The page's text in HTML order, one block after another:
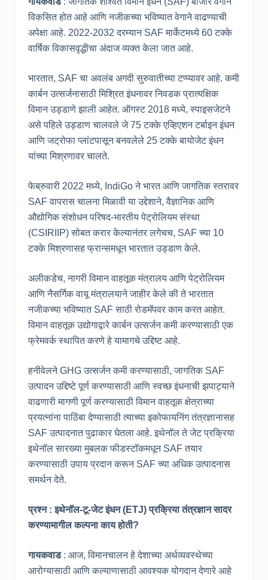
विकसित होत आहे आणि नजीकच्या भविष्यात वेगाने वाढण्याची
अपेक्षा आहे. 2022-2032 दरम्यान SAF मार्केटमध्ये 60 टक्के
वार्षिक विकासवृद्धीचा अंदाज व्यक्त केला जात आहे.
भारतात, SAF चा अवलंब अगदी सुरुवातीच्या टप्प्यावर आहे. कमी
कार्बन उत्सर्जनासाठी मिश्रित इंधनावर निवडक प्रात्यक्षिक
विमान उड्डाणे झाली आहेत. ऑगस्ट 2018 मध्ये, स्पाइसजेटने
असे पहिले उड्डाण चालवले जे 75 टक्के एव्हिएशन टर्बाइन इंधन
आणि जट्रोफा प्लांटपासून बनवलेले 25 टक्के बायोजेट इंधन
यांच्या मिश्रणावर चालते.
फेब्रुवारी 2022 मध्ये, IndiGo ने भारत आणि जागतिक स्तरावर
SAF वापरास चालना मिळावी या उद्देशाने, वैज्ञानिक आणि
औद्योगिक संशोधन परिषद-भारतीय पेट्रोलियम संस्था
(CSIRIIP) सोबत करार केल्यानंतर लगेचच, SAF च्या 10
टक्के मिश्रणासह फ्रान्समधून भारतात उड्डाण केले.
अलीकडेच, नागरी विमान वाहतूक मंत्रालय आणि पेट्रोलियम
आणि नैसर्गिक वायू मंत्रालयाने जाहीर केले की ते भारतात
नजीकच्या भविष्यात SAF साठी रोडमॅपवर काम करत आहेत.
विमान वाहतूक उद्योगाद्वारे कार्बन उत्सर्जन कमी करण्यासाठी एक
फ्रेमवर्क स्थापित करणे हे यामागचे उद्दिष्ट आहे.
हनीवेलने GHG उत्सर्जन कमी करण्यासाठी, जागतिक SAF
उत्पादन उद्दिष्टे पूर्ण करण्यासाठी आणि स्वच्छ इंधनाची झपाट्याने
वाढणारी मागणी पूर्ण करण्यासाठी विमान वाहतूक क्षेत्राच्या
प्रयत्नांना पाठिंबा देण्यासाठी त्याच्या इकोफायनिंग तंत्रज्ञानासह
SAF उत्पादनात पुढाकार घेतला आहे. इथेनॉल ते जेट प्रक्रिया
इथेनॉल सारख्या मुबलक फीडस्टॉकमधून SAF तयार
करण्यासाठी उपाय प्रदान करून SAF च्या अधिक उत्पादनास
समर्थन देते.
प्रश्न : इथेनॉल-टू-जेट इंधन (ETJ) प्रक्रिया तंत्रज्ञान सादर
करण्यामागील कल्पना काय होती?
गायकवाड : आज, विमानचालन हे देशाच्या अर्थव्यवस्थेच्या
आरोग्यासाठी आणि कल्याणासाठी आवश्यक योगदान देणारे आहे